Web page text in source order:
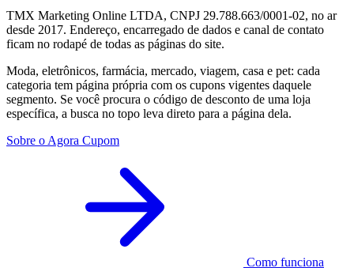
TMX Marketing Online LTDA, CNPJ 29.788.663/0001-02, no ar
desde 2017. Endereço, encarregado de dados e canal de contato
ficam no rodapé de todas as páginas do site.
Moda, eletrônicos, farmácia, mercado, viagem, casa e pet: cada
categoria tem página própria com os cupons vigentes daquele
segmento. Se você procura o código de desconto de uma loja
específica, a busca no topo leva direto para a página dela.
Sobre o Agora Cupom
Como funciona